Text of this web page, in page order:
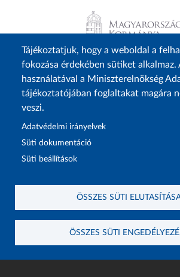
Tájékoztatjuk, hogy a weboldal a
fokozása érdekében sütiket alkalmaz.
használatával a Miniszterelnökség
tájékoztatójában foglaltakat magára
veszi.
Adatvédelmi irányelvek
Süti dokumentáció
Süti beállítások
ÖSSZES SÜTI
ÖSSZES SÜTI
Lábléc1
Rólunk
Elérhetőségek
Nyilatkozat